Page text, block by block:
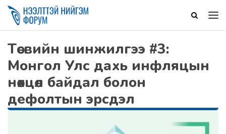
Төсвийн шинжилгээ #3:
Монгол Улс дахь инфляцын
нөхцөл байдал болон
дефолтын эрсдэл